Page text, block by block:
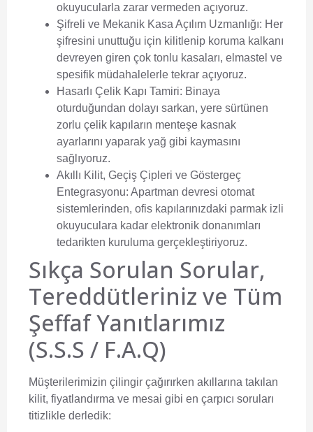
okuyucularla zarar vermeden açıyoruz.
Şifreli ve Mekanik Kasa Açılım Uzmanlığı: Her
şifresini unuttuğu için kilitlenip koruma kalkanı
devreyen giren çok tonlu kasaları, elmastel ve
spesifik müdahalelerle tekrar açıyoruz.
Hasarlı Çelik Kapı Tamiri: Binaya
oturduğundan dolayı sarkan, yere sürtünen
zorlu çelik kapıların menteşe kasnak
ayarlarını yaparak yağ gibi kaymasını
sağlıyoruz.
Akıllı Kilit, Geçiş Çipleri ve Göstergeç
Entegrasyonu: Apartman devresi otomat
sistemlerinden, ofis kapılarınızdaki parmak izli
okuyuculara kadar elektronik donanımları
tedarikten kuruluma gerçekleştiriyoruz.
Sıkça Sorulan Sorular,
Tereddütleriniz ve Tüm
Şeffaf Yanıtlarımız
(S.S.S / F.A.Q)
Müşterilerimizin çilingir çağırırken akıllarına takılan
kilit, fiyatlandırma ve mesai gibi en çarpıcı soruları
titizlikle derledik: